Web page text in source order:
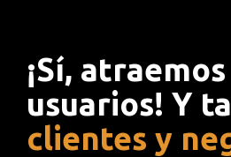
¡Sí, atraemos
usuarios! Y
clientes y
datos y